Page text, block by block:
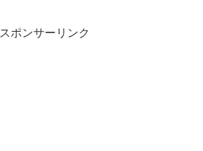
スポンサーリンク